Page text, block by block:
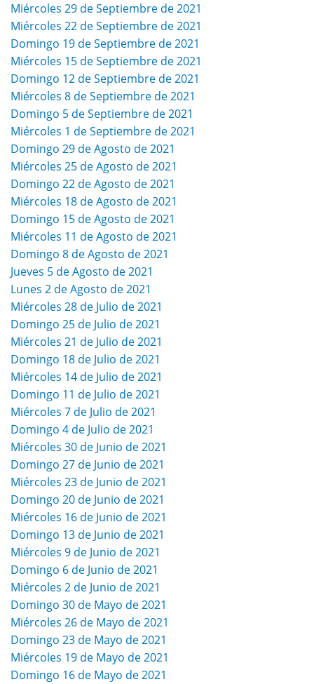
Miércoles 29 de Septiembre de 2021
Miércoles 22 de Septiembre de 2021
Domingo 19 de Septiembre de 2021
Miércoles 15 de Septiembre de 2021
Domingo 12 de Septiembre de 2021
Miércoles 8 de Septiembre de 2021
Domingo 5 de Septiembre de 2021
Miércoles 1 de Septiembre de 2021
Domingo 29 de Agosto de 2021
Miércoles 25 de Agosto de 2021
Domingo 22 de Agosto de 2021
Miércoles 18 de Agosto de 2021
Domingo 15 de Agosto de 2021
Miércoles 11 de Agosto de 2021
Domingo 8 de Agosto de 2021
Jueves 5 de Agosto de 2021
Lunes 2 de Agosto de 2021
Miércoles 28 de Julio de 2021
Domingo 25 de Julio de 2021
Miércoles 21 de Julio de 2021
Domingo 18 de Julio de 2021
Miércoles 14 de Julio de 2021
Domingo 11 de Julio de 2021
Miércoles 7 de Julio de 2021
Domingo 4 de Julio de 2021
Miércoles 30 de Junio de 2021
Domingo 27 de Junio de 2021
Miércoles 23 de Junio de 2021
Domingo 20 de Junio de 2021
Miércoles 16 de Junio de 2021
Domingo 13 de Junio de 2021
Miércoles 9 de Junio de 2021
Domingo 6 de Junio de 2021
Miércoles 2 de Junio de 2021
Domingo 30 de Mayo de 2021
Miércoles 26 de Mayo de 2021
Domingo 23 de Mayo de 2021
Miércoles 19 de Mayo de 2021
Domingo 16 de Mayo de 2021